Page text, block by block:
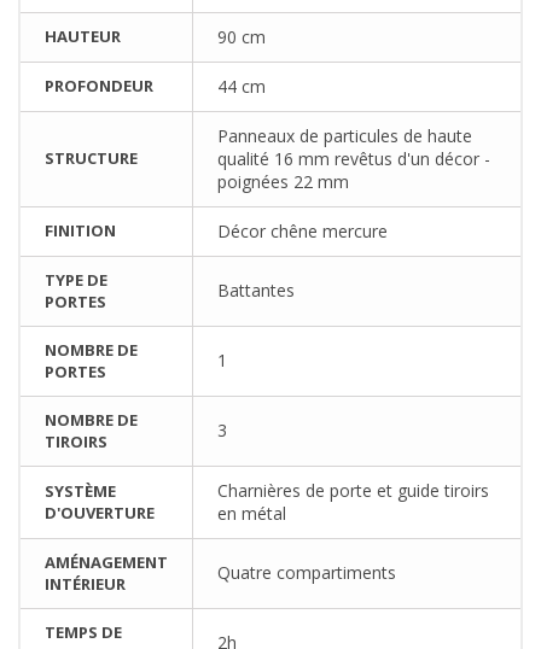
HAUTEUR 90 cm
PROFONDEUR 44 cm
STRUCTURE
Panneaux de particules de haute
qualité 16 mm revêtus d'un décor -
poignées 22 mm
FINITION Décor chêne mercure
TYPE DE
PORTES
Battantes
NOMBRE DE
PORTES
1
NOMBRE DE
TIROIRS
3
SYSTÈME
D'OUVERTURE
Charnières de porte et guide tiroirs
en métal
AMÉNAGEMENT
INTÉRIEUR
Quatre compartiments
TEMPS DE
2h